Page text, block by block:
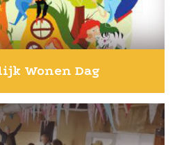
Wonen Dag